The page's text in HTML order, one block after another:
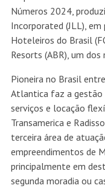
Números 2024,
Incorporated (JLL),
Hoteleiros do Brasil
Resorts (ABR), um
Pioneira no Brasil
Atlantica faz a gestão
serviços e locação
Transamerica e
terceira área de
empreendimentos de
principalmente em
segunda moradia ou